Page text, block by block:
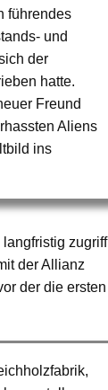
führendes
und
der
hatte.
Freund
Aliens
ins
zugriff
der Allianz
der die ersten